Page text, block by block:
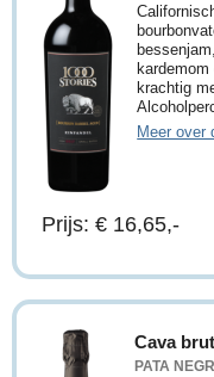
krachtig
Meer over
Prijs: € 16,65,-
Cava brut
PATA